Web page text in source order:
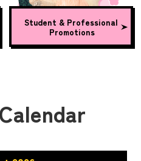
Student & Professional
Promotions